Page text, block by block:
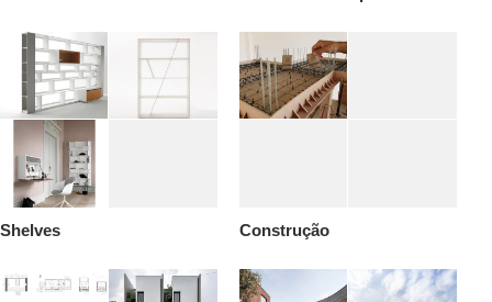
Shelves Construção